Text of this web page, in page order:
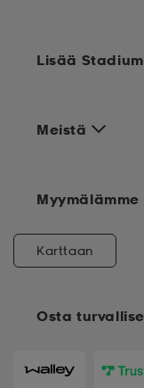
Meistä
Osta
Lisää Stadium
Myymälämme
Karttaan